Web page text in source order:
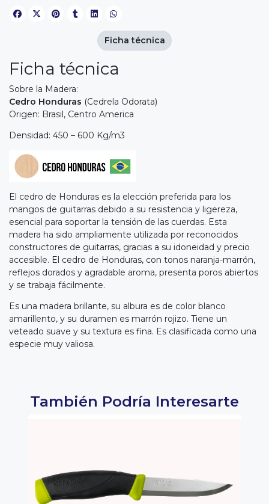
Ficha técnica
Sobre la Madera:
Cedro Honduras (Cedrela Odorata)
Origen: Brasil, Centro America
Densidad: 450 – 600 Kg/m3
El cedro de Honduras es la elección preferida para los
mangos de guitarras debido a su resistencia y ligereza,
esencial para soportar la tensión de las cuerdas. Esta
madera ha sido ampliamente utilizada por reconocidos
constructores de guitarras, gracias a su idoneidad y precio
accesible. El cedro de Honduras, con tonos naranja-marrón,
reflejos dorados y agradable aroma, presenta poros abiertos
y se trabaja fácilmente.
Es una madera brillante, su albura es de color blanco
amarillento, y su duramen es marrón rojizo. Tiene un
veteado suave y su textura es fina. Es clasificada como una
especie muy valiosa.
Ficha técnica
También Podría Interesarte